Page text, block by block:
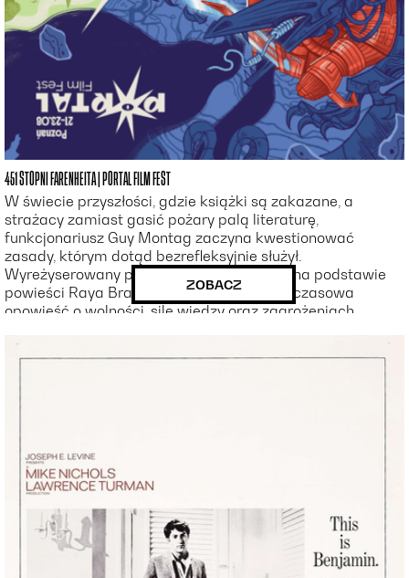
451 STOPNI FARENHEITA | PORTAL FILM FEST
W świecie przyszłości, gdzie książki są zakazane, a
strażacy zamiast gasić pożary palą literaturę,
funkcjonariusz Guy Montag zaczyna kwestionować
zasady, którym dotąd bezrefleksyjnie służył.
Wyreżyserowany przez François Truffauta na podstawie
powieści Raya Bradbury’ego film to ponadczasowa
opowieść o wolności, sile wiedzy oraz zagrożeniach
ZOBACZ